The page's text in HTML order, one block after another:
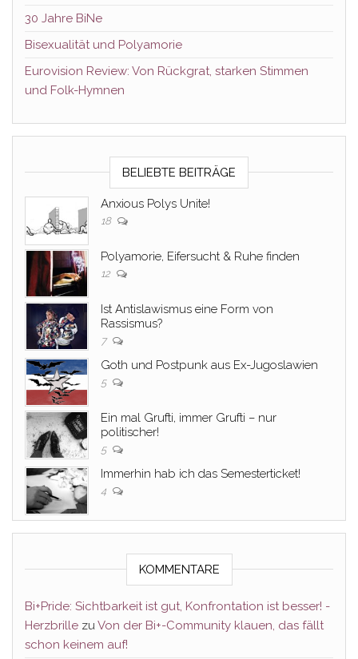
30 Jahre BiNe
Bisexualität und Polyamorie
Eurovision Review: Von Rückgrat, starken Stimmen
und Folk-Hymnen
BELIEBTE BEITRÄGE
Anxious Polys Unite!
18
Polyamorie, Eifersucht & Ruhe finden
12
Ist Antislawismus eine Form von
Rassismus?
7
Goth und Postpunk aus Ex-Jugoslawien
5
Ein mal Grufti, immer Grufti – nur
politischer!
5
Immerhin hab ich das Semesterticket!
4
KOMMENTARE
Bi+Pride: Sichtbarkeit ist gut, Konfrontation ist besser! -
Herzbrille zuVon der Bi+-Community klauen, das fällt
schon keinem auf!